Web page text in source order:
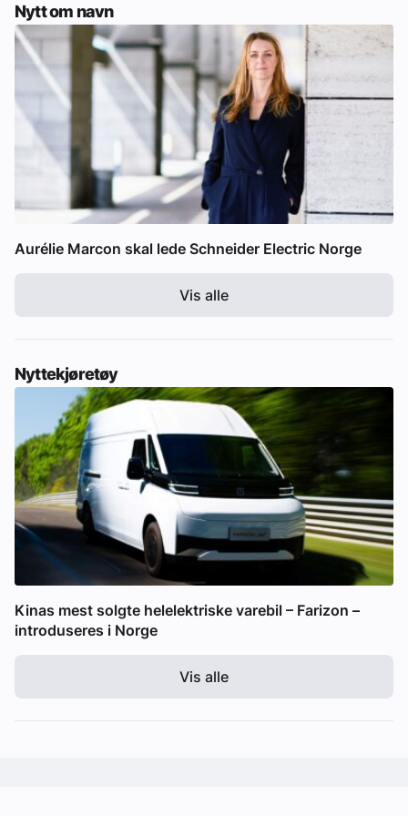
Nytt om navn
Aurélie Marcon skal lede Schneider Electric Norge
Vis alle
Nyttekjøretøy
Kinas mest solgte helelektriske varebil – Farizon –
introduseres i Norge
Vis alle